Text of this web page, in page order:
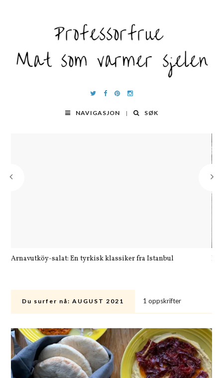
NAVIGASJON SØK
Arnavutköy-salat: En tyrkisk klassiker fra Istanbul
Du surfer nå: AUGUST 2021 1 oppskrifter